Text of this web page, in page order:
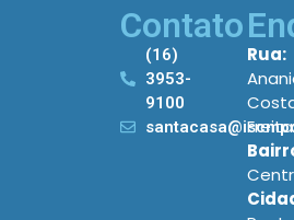
Contato
(16)
3953-
9100
Rua: